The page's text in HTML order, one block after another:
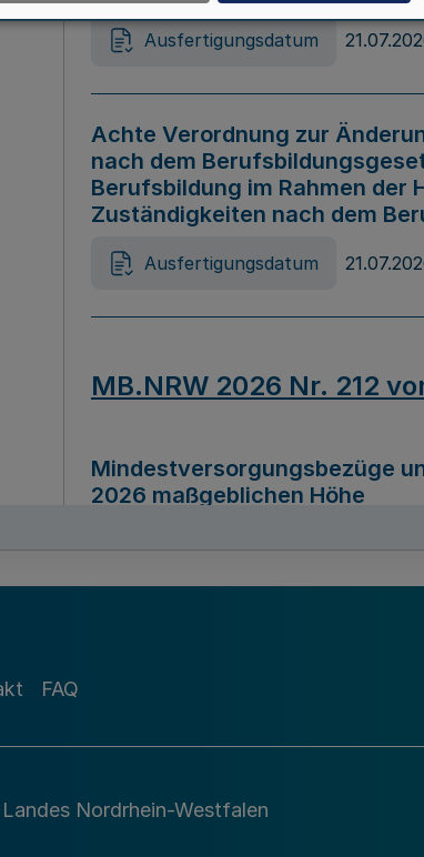
Ausfertigungsdatum
Achte Verordnung zur
nach dem
Berufsbildung im Rahmen der
Zuständigkeiten nach dem
Ausfertigungsdatum
MB.NRW 2026 Nr. 212
Mindestversorgungsbezüge
2026 maßgeblichen Höhe
Richtlinie zur Durchführung
FAQ
Nordrhein-Westfalen